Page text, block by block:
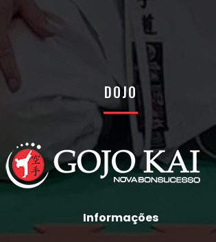
DOJO
Informações